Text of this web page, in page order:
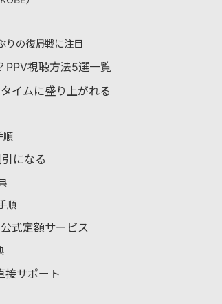
りの復帰戦に注目
PPV視聴方法5選一覧
イムに盛り上がれる
順
になる
順
式定額サービス
接サポート